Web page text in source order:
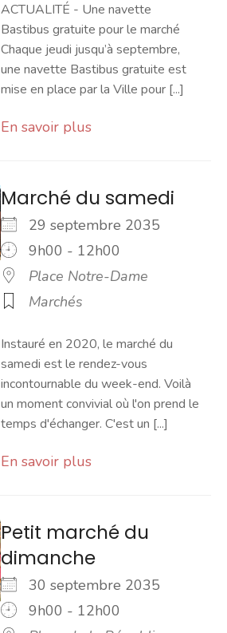
ACTUALITÉ - Une navette
Bastibus gratuite pour le marché
Chaque jeudi jusqu’à septembre,
une navette Bastibus gratuite est
mise en place par la Ville pour [...]
En savoir plus
Marché du samedi
29 septembre 2035
9h00 - 12h00
Place Notre-Dame
Marchés
Instauré en 2020, le marché du
samedi est le rendez-vous
incontournable du week-end. Voilà
un moment convivial où l'on prend le
temps d'échanger. C'est un [...]
En savoir plus
Petit marché du
dimanche
30 septembre 2035
9h00 - 12h00